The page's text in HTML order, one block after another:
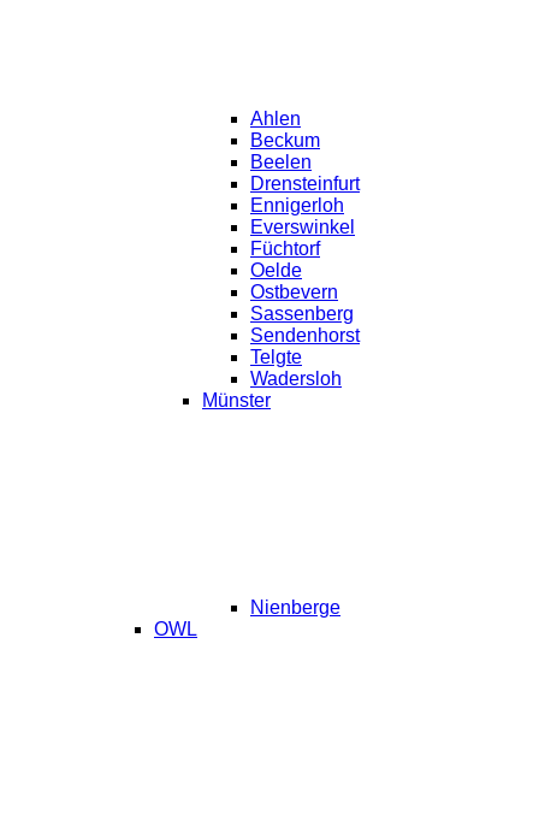
Ahlen
Beckum
Beelen
Drensteinfurt
Ennigerloh
Everswinkel
Füchtorf
Oelde
Ostbevern
Sassenberg
Sendenhorst
Telgte
Wadersloh
Münster
Nienberge
OWL